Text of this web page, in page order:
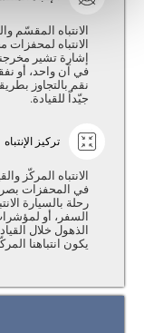
الانتباه المقسّم
الانتباه
إشارة تشير
في آن واحد، أو
نقم بالتجاوز
جيّداً للقيادة.
تركيز الإنتباه
الانتباه المركّز
في المحفزات
رحلة بالسيارة
السفر، أو
الذهول خلال
يكون انتباهنا